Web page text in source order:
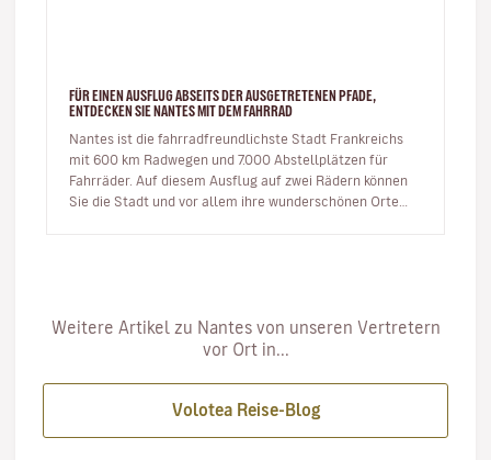
FÜR EINEN AUSFLUG ABSEITS DER AUSGETRETENEN PFADE,
ENTDECKEN SIE NANTES MIT DEM FAHRRAD
Nantes ist die fahrradfreundlichste Stadt Frankreichs
mit 600 km Radwegen und 7.000 Abstellplätzen für
Fahrräder. Auf diesem Ausflug auf zwei Rädern können
Sie die Stadt und vor allem ihre wunderschönen Orte
Weitere Artikel zu Nantes von unseren Vertretern
vor Ort in...
Volotea Reise-Blog